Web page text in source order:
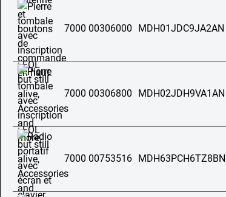
7000 00306000 MDH01JDC9JA2AN
7000 00306800 MDH02JDH9VA1AN
7000 00753516 MDH63PCH6TZ8BN